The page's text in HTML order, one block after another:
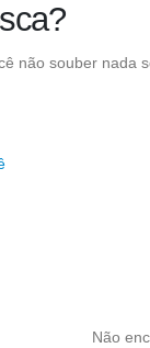
não souber nada
Não